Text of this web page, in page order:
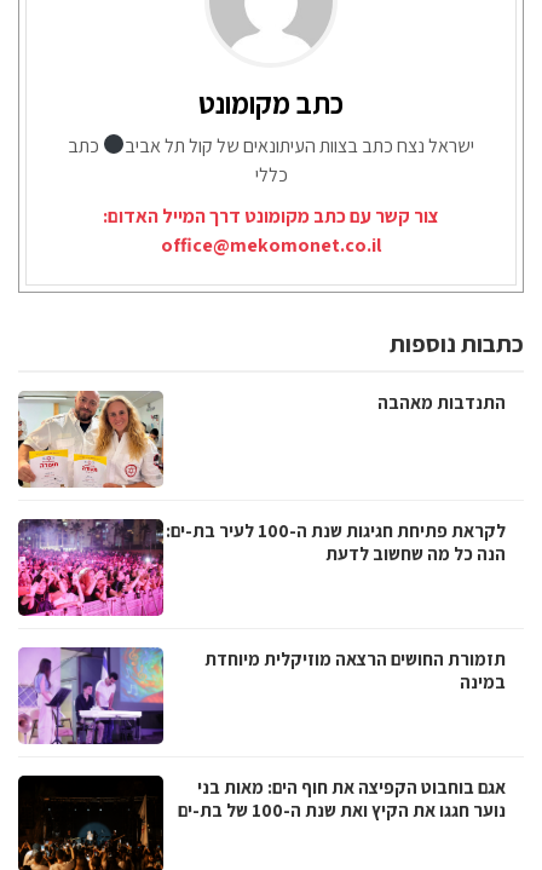
כתב מקומונט
ישראל נצח כתב בצוות העיתונאים של קול תל אביב
כתב
כללי
צור קשר עם כתב מקומונט דרך המייל האדום:
office@mekomonet.co.il
כתבות נוספות
התנדבות מאהבה
לקראת פתיחת חגיגות שנת ה-100 לעיר בת-ים:
הנה כל מה שחשוב לדעת
תזמורת החושים הרצאה מוזיקלית מיוחדת
במינה
אגם בוחבוט הקפיצה את חוף הים: מאות בני
נוער חגגו את הקיץ ואת שנת ה-100 של בת-ים